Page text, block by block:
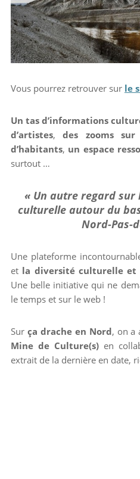
Vous pourrez retrouver sur le
Un tas d’informations
d’artistes,des zooms
d’habitants, un espace
surtout …
« Un autre regard
culturelle autour du
Nord-Pas-
Une plateforme
et la diversité culturelle et
Une belle initiative qui ne
le temps et sur le web !
Sur ça drache en Nord, on a
Mine de Culture(s) en
extrait de la dernière en date,